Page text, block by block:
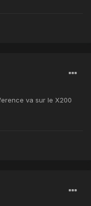
va sur le X200